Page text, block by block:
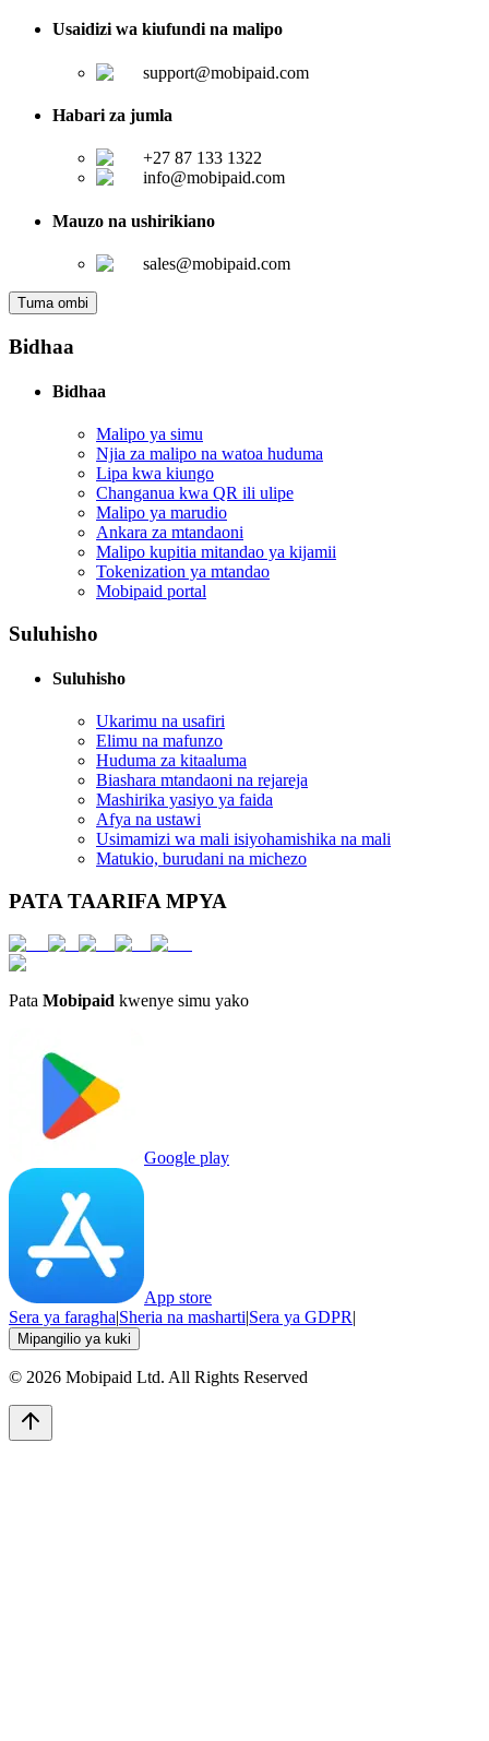
Usaidizi wa kiufundi na malipo
support@mobipaid.com
Habari za jumla
+27 87 133 1322
info@mobipaid.com
Mauzo na ushirikiano
sales@mobipaid.com
Tuma ombi
Bidhaa
Bidhaa
Malipo ya simu
Njia za malipo na watoa huduma
Lipa kwa kiungo
Changanua kwa QR ili ulipe
Malipo ya marudio
Ankara za mtandaoni
Malipo kupitia mitandao ya kijamii
Tokenization ya mtandao
Mobipaid portal
Suluhisho
Suluhisho
Ukarimu na usafiri
Elimu na mafunzo
Huduma za kitaaluma
Biashara mtandaoni na rejareja
Mashirika yasiyo ya faida
Afya na ustawi
Usimamizi wa mali isiyohamishika na mali
Matukio, burudani na michezo
PATA TAARIFA MPYA
Pata Mobipaid kwenye simu yako
Google play
App store
Sera ya faragha|Sheria na masharti|Sera ya GDPR|
Mipangilio ya kuki
© 2026 Mobipaid Ltd. All Rights Reserved